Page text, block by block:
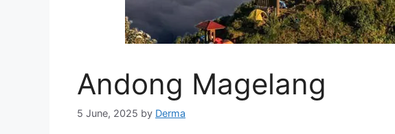
Andong Magelang
5 June, 2025 by Derma